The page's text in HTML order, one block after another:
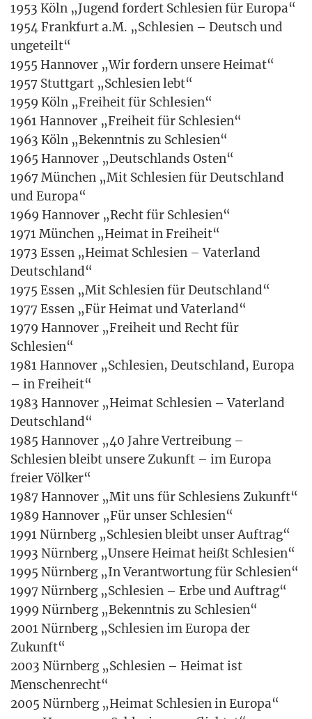
1953 Köln „Jugend for­dert Schle­si­en für Euro­pa“
1954 Frank­furt a.M. „Schle­si­en – Deutsch und
unge­teilt“
1955 Han­no­ver „Wir for­dern unse­re Hei­mat“
1957 Stutt­gart „Schle­si­en lebt“
1959 Köln „Frei­heit für Schle­si­en“
1961 Han­no­ver „Frei­heit für Schle­si­en“
1963 Köln „Bekennt­nis zu Schle­si­en“
1965 Han­no­ver „Deutsch­lands Osten“
1967 Mün­chen „Mit Schle­si­en für Deutsch­land
und Euro­pa“
1969 Han­no­ver „Recht für Schle­si­en“
1971 Mün­chen „Hei­mat in Frei­heit“
1973 Essen „Hei­mat Schle­si­en – Vater­land
Deutsch­land“
1975 Essen „Mit Schle­si­en für Deutsch­land“
1977 Essen „Für Hei­mat und Vater­land“
1979 Han­no­ver „Frei­heit und Recht für
Schle­si­en“
1981 Han­no­ver „Schle­si­en, Deutsch­land, Euro­pa
– in Frei­heit“
1983 Han­no­ver „Hei­mat Schle­si­en – Vater­land
Deutsch­land“
1985 Han­no­ver „40 Jah­re Ver­trei­bung –
Schle­si­en bleibt unse­re Zukunft – im Euro­pa
frei­er Völ­ker“
1987 Han­no­ver „Mit uns für Schle­si­ens Zukunft“
1989 Han­no­ver „Für unser Schle­si­en“
1991 Nürn­berg „Schle­si­en bleibt unser Auf­trag“
1993 Nürn­berg „Unse­re Hei­mat heißt Schle­si­en“
1995 Nürn­berg „In Ver­ant­wor­tung für Schle­si­en“
1997 Nürn­berg „Schle­si­en – Erbe und Auf­trag“
1999 Nürn­berg „Bekennt­nis zu Schle­si­en“
2001 Nürn­berg „Schle­si­en im Euro­pa der
Zukunft“
2003 Nürn­berg „Schle­si­en – Hei­mat ist
Men­schen­recht“
2005 Nürn­berg „Hei­mat Schle­si­en in Euro­pa“